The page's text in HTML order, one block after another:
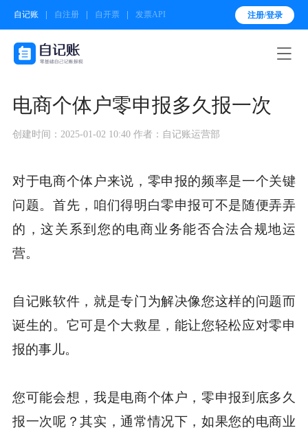
自记账 自注册 自开票 发票API 注册/登录

电商个体户零申报多久报一次
创建时间：2025-01-02 10:40 作者：自记账运营部
对于电商个体户来说，零申报的频率是一个关键
问题。首先，咱们得明白零申报可不是随便弄弄
的，这关系到您的电商业务能否合法合规地运
营。
自记账软件，就是专门为解决像您这样的问题而
诞生的。它可是个大救星，能让您轻松应对零申
报的事儿。
您可能会想，我是电商个体户，零申报到底多久
报一次呢？其实，通常情况下，如果您的电商业